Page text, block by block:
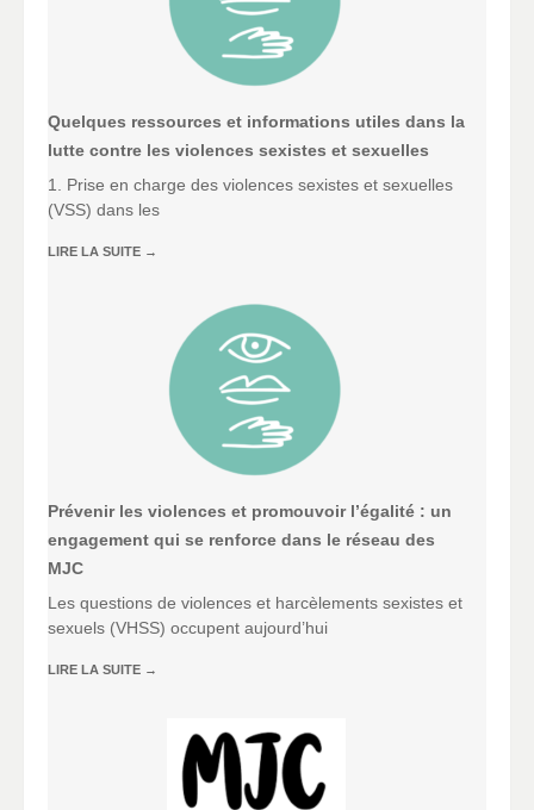
Quelques ressources et informations utiles dans la
lutte contre les violences sexistes et sexuelles
1. Prise en charge des violences sexistes et sexuelles
(VSS) dans les
LIRE LA SUITE →
Prévenir les violences et promouvoir l’égalité : un
engagement qui se renforce dans le réseau des
MJC
Les questions de violences et harcèlements sexistes et
sexuels (VHSS) occupent aujourd’hui
LIRE LA SUITE →